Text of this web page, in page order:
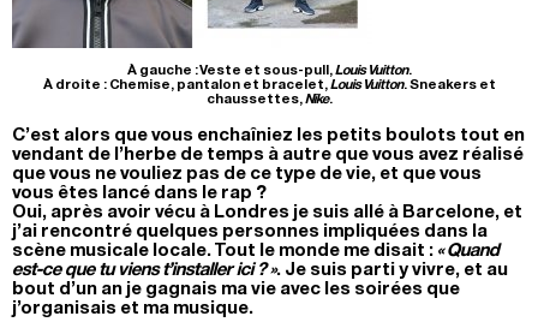
À gauche : Veste et sous-pull,Louis Vuitton.
À droite : Chemise, pantalon et bracelet,Louis Vuitton. Sneakers et
chaussettes,Nike.
C’est alors que vous enchaîniez les petits boulots tout en
vendant de l’herbe de temps à autre que vous avez réalisé
que vous ne vouliez pas de ce type de vie, et que vous
vous êtes lancé dans le rap ?
Oui, après avoir vécu à Londres je suis allé à Barcelone, et
j’ai rencontré quelques personnes impliquées dans la
scène musicale locale. Tout le monde me disait : « Quand
est-ce que tu viens t’installer ici ? ». Je suis parti y vivre, et au
bout d’un an je gagnais ma vie avec les soirées que
j’organisais et ma musique.